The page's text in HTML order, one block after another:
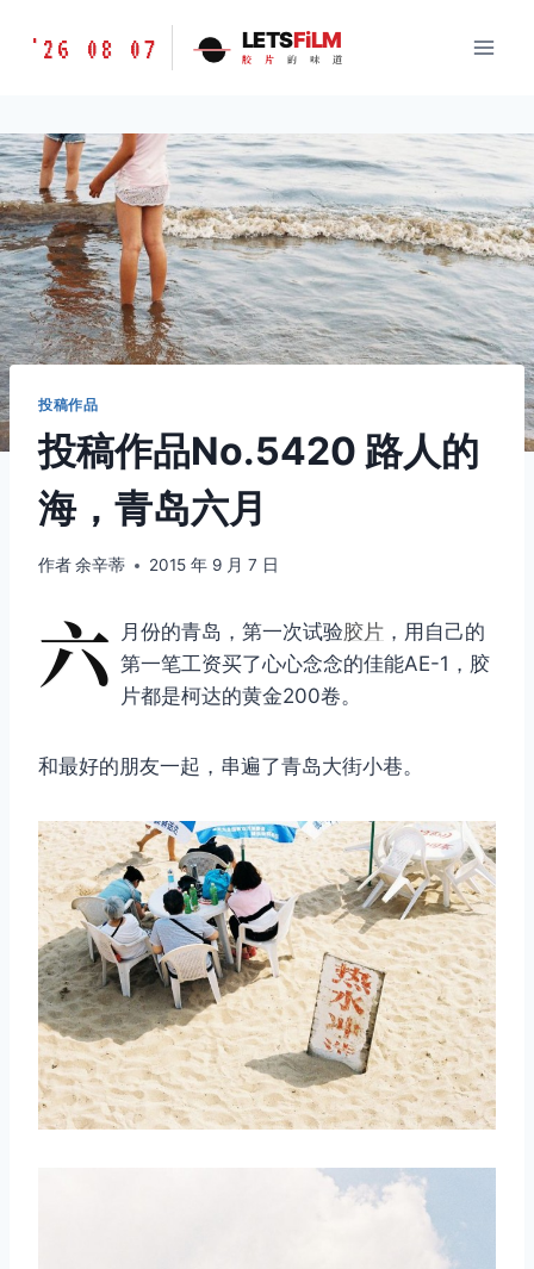
胶
味
道
LETSFILM
'26 08 07 LETSFiLM
胶 片 的 味 道
投稿作品
投稿作品No.5420 路人的
海，青岛六月
作者余辛蒂 2015 年 9 月 7 日
六 月份的青岛，第一次试验胶片 ，用自己的
第一笔工资买了心心念念的佳能AE-1，胶
片都是柯达的黄金200卷。
和最好的朋友一起，串遍了青岛大街小巷。